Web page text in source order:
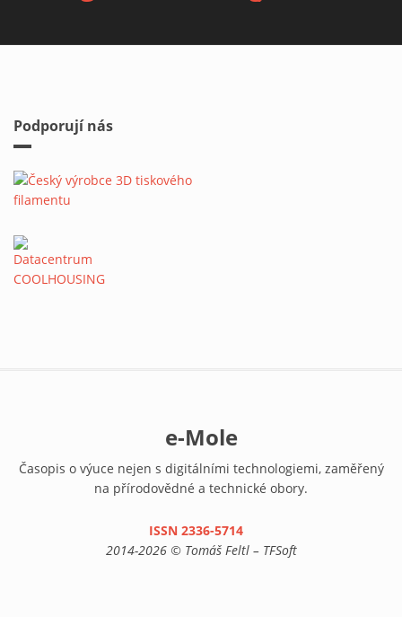
Podporují nás
e-Mole
Časopis o výuce nejen s digitálními technologiemi, zaměřený
na přírodovědné a technické obory.
ISSN 2336-5714(link is external)
2014-2026 © Tomáš Feltl – TFSoft